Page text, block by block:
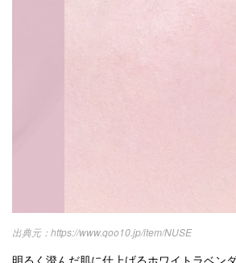
https://www.qoo10.jp/item/NUSE